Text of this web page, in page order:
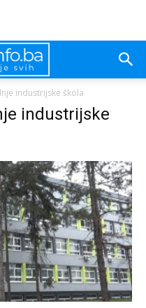
industrijske škola
industrijske